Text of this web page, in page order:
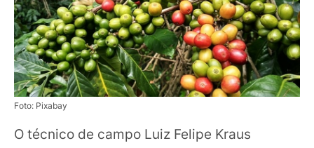
Foto: Pixabay
O técnico de campo Luiz Felipe Kraus